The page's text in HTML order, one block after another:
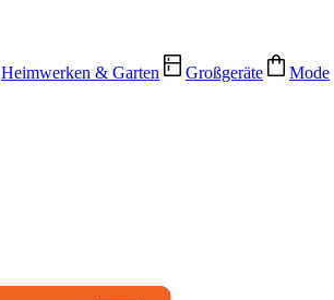
Heimwerken & Garten Großgeräte Mode